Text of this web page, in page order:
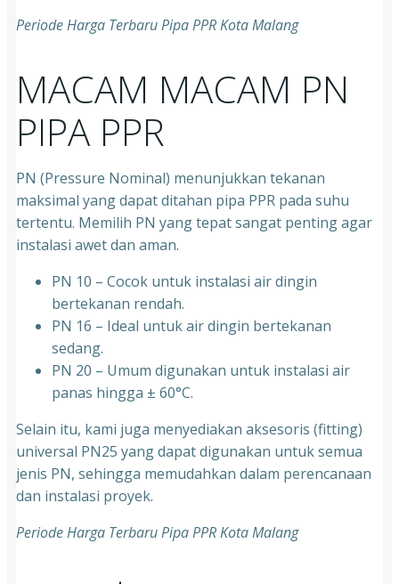
Periode Harga Terbaru Pipa PPR Kota Malang
MACAM MACAM PN
PIPA PPR
PN (Pressure Nominal) menunjukkan tekanan
maksimal yang dapat ditahan pipa PPR pada suhu
tertentu. Memilih PN yang tepat sangat penting agar
instalasi awet dan aman.
PN 10 – Cocok untuk instalasi air dingin
bertekanan rendah.
⁠PN 16 – Ideal untuk air dingin bertekanan
sedang.
⁠PN 20 – Umum digunakan untuk instalasi air
panas hingga ± 60°C.
Selain itu, kami juga menyediakan aksesoris (fitting)
universal PN25 yang dapat digunakan untuk semua
jenis PN, sehingga memudahkan dalam perencanaan
dan instalasi proyek.
Periode Harga Terbaru Pipa PPR Kota Malang